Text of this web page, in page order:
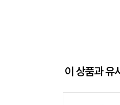
이 상품과 유